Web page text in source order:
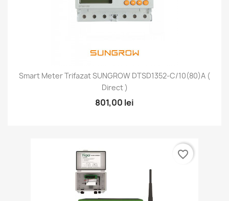
Smart Meter Trifazat SUNGROW DTSD1352-C/10(80)A (
Direct )
801,00 lei
favorite_border